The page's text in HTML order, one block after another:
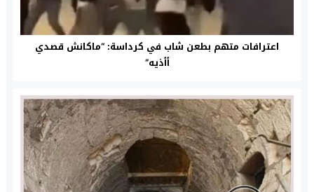
اعترافات متهم بطعن شاب في كرداسة: “ماكانش قصدي
أأذيه”